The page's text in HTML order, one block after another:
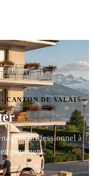
Bister
CANTON DE VALAIS
professionnel à